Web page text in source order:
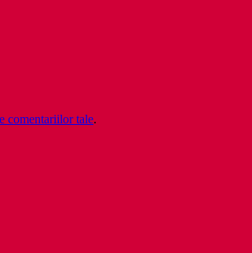
comentariilor tale.